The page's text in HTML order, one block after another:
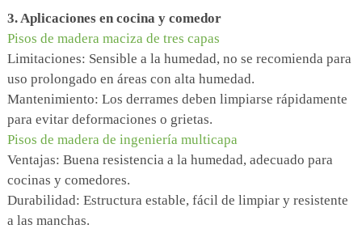
3. Aplicaciones en cocina y comedor
Pisos de madera maciza de tres capas
Limitaciones: Sensible a la humedad, no se recomienda para
uso prolongado en áreas con alta humedad.
Mantenimiento: Los derrames deben limpiarse rápidamente
para evitar deformaciones o grietas.
Pisos de madera de ingeniería multicapa
Ventajas: Buena resistencia a la humedad, adecuado para
cocinas y comedores.
Durabilidad: Estructura estable, fácil de limpiar y resistente
a las manchas.